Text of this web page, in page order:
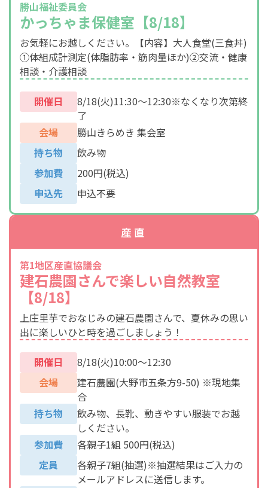
勝山福祉委員会
かっちゃま保健室【8/18】
お気軽にお越しください。【内容】大人食堂(三食丼)
①体組成計測定(体脂肪率・筋肉量ほか)②交流・健康
相談・介護相談
開催日
8/18(火)11:30～12:30※なくなり次第終
了
会場
勝山きらめき 集会室
持ち物
飲み物
参加費
200円(税込)
申込先
申込不要
産直
第1地区産直協議会
建石農園さんで楽しい自然教室
【8/18】
上庄里芋でおなじみの建石農園さんで、夏休みの思い
出に楽しいひと時を過ごしましょう！
開催日
8/18(火)10:00～12:30
会場
建石農園(大野市五条方9-50) ※現地集
合
持ち物
飲み物、長靴、動きやすい服装でお越
しください。
参加費
各親子1組 500円(税込)
定員
各親子7組(抽選)※抽選結果はご入力の
メールアドレスに送信します。